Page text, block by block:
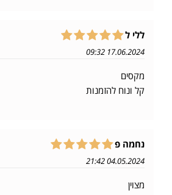
ללי ל
17.06.2024 09:32
מקסים
קל ונוח להזמנות
נחמה פ
04.05.2024 21:42
מצוין